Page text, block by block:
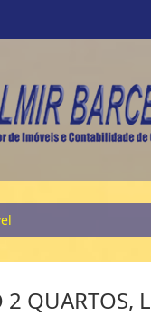
QUARTOS,